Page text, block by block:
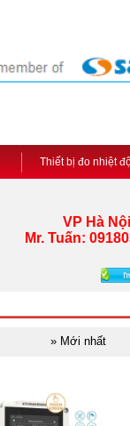
Thiết bị đo nhiệt
VP Hà Nội
Mr. Tuấn:
» Mới nhất